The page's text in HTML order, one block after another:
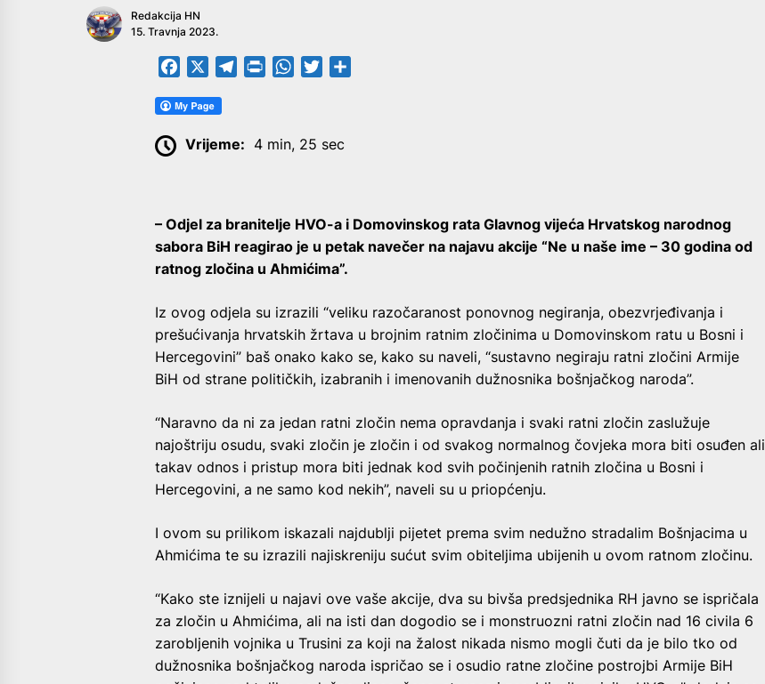
Redakcija HN
15. Travnja 2023.
FacebookTelegramPrintFriendly
WhatsApp
Twitter
Vrijeme: 4 min, 25 sec
– Odjel za branitelje HVO-a i Domovinskog rata Glavnog vijeća Hrvatskog narodnog
sabora BiH reagirao je u petak navečer na najavu akcije “Ne u naše ime – 30 godina od
ratnog zločina u Ahmićima”.
Iz ovog odjela su izrazili “veliku razočaranost ponovnog negiranja, obezvrjeđivanja i
prešućivanja hrvatskih žrtava u brojnim ratnim zločinima u Domovinskom ratu u Bosni i
Hercegovini” baš onako kako se, kako su naveli, “sustavno negiraju ratni zločini Armije
BiH od strane političkih, izabranih i imenovanih dužnosnika bošnjačkog naroda”.
“Naravno da ni za jedan ratni zločin nema opravdanja i svaki ratni zločin zaslužuje
najoštriju osudu, svaki zločin je zločin i od svakog normalnog čovjeka mora biti osuđen ali
takav odnos i pristup mora biti jednak kod svih počinjenih ratnih zločina u Bosni i
Hercegovini, a ne samo kod nekih”, naveli su u priopćenju.
I ovom su prilikom iskazali najdublji pijetet prema svim nedužno stradalim Bošnjacima u
Ahmićima te su izrazili najiskreniju sućut svim obiteljima ubijenih u ovom ratnom zločinu.
“Kako ste iznijeli u najavi ove vaše akcije, dva su bivša predsjednika RH javno se ispričala
za zločin u Ahmićima, ali na isti dan dogodio se i monstruozni ratni zločin nad 16 civila 6
zarobljenih vojnika u Trusini za koji na žalost nikada nismo mogli čuti da je bilo tko od
dužnosnika bošnjačkog naroda ispričao se i osudio ratne zločine postrojbi Armije BiH